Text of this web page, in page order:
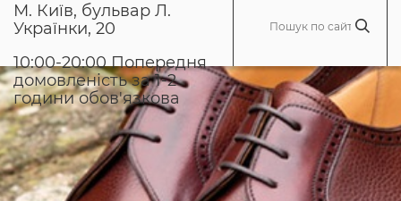
М. Київ, бульвар Л.
Українки, 20
10:00-20:00 Попередня
домовленість за 1-2
години обов'язкова